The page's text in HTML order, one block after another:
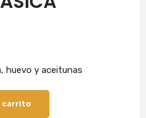
huevo y aceitunas
carrito